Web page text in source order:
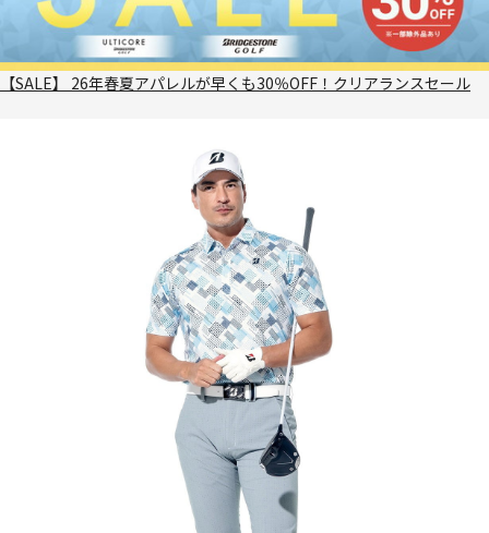
【SALE】 26年春夏アパレルが早くも30％OFF！クリアランスセール